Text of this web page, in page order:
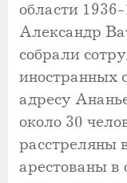
области
Александр
собрали
иностранных
адресу
около 30
расстреляны
арестованы в